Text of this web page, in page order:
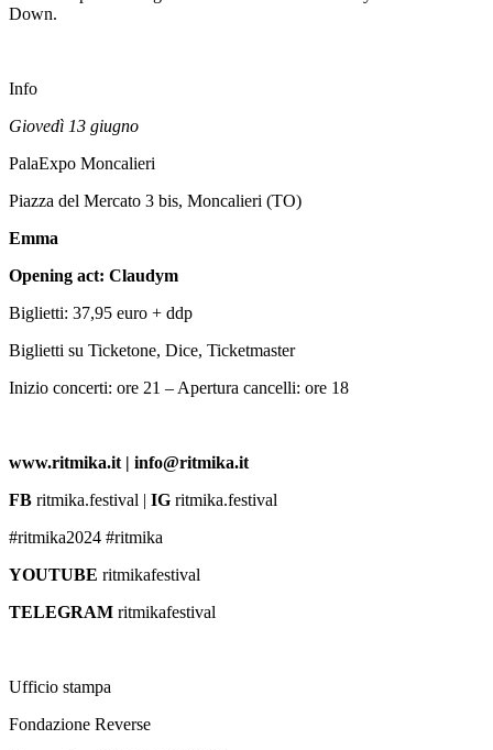
Down.
Info
Giovedì 13 giugno
PalaExpo Moncalieri
Piazza del Mercato 3 bis, Moncalieri (TO)
Emma
Opening act: Claudym
Biglietti: 37,95 euro + ddp
Biglietti su Ticketone, Dice, Ticketmaster
Inizio concerti: ore 21 – Apertura cancelli: ore 18
www.ritmika.it | info@ritmika.it
FB ritmika.festival | IG ritmika.festival
#ritmika2024 #ritmika
YOUTUBE ritmikafestival
TELEGRAM ritmikafestival
Ufficio stampa
Fondazione Reverse